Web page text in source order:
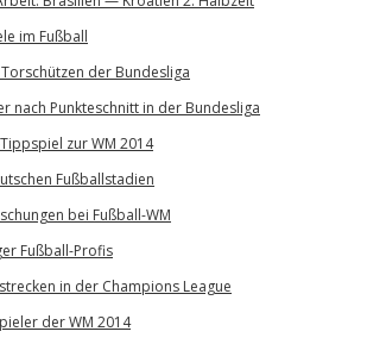
im Fußball
der Bundesliga
nach Punkteschnitt in der Bundesliga
zur WM 2014
Fußballstadien
bei Fußball-WM
Fußball-Profis
in der Champions League
der WM 2014